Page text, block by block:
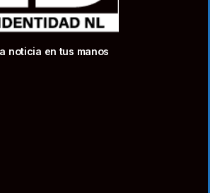
noticia en tus manos